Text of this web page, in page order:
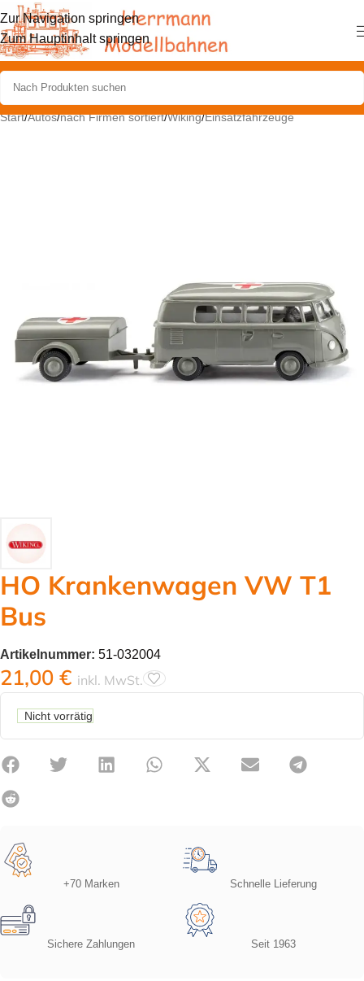
Zur Navigation springen
Zum Hauptinhalt springen
Start/Autos/nach Firmen sortiert/Wiking/Einsatzfahrzeuge
HO Krankenwagen VW T1
Bus
Artikelnummer: 51-032004
21,00 € inkl. MwSt.
Nicht vorrätig
+70 Marken Schnelle Lieferung
Sichere Zahlungen Seit 1963